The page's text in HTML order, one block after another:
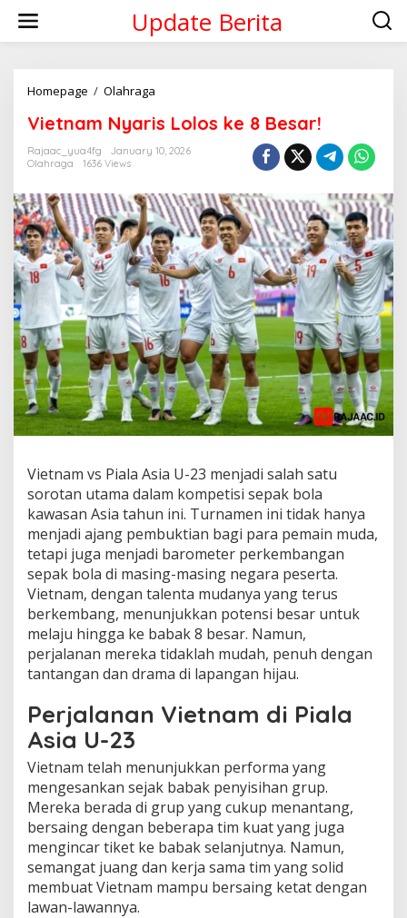
content
Update Berita
Homepage / Olahraga
Lolos
8
Vietnam Nyaris Lolos ke 8 Besar!
Rajaac_yua4fg
January 10, 2026
Olahraga
1636 Views
Vietnam vs Piala Asia U-23 menjadi salah satu
sorotan utama dalam kompetisi sepak bola
kawasan Asia tahun ini. Turnamen ini tidak hanya
menjadi ajang pembuktian bagi para pemain muda,
tetapi juga menjadi barometer perkembangan
sepak bola di masing-masing negara peserta.
Vietnam, dengan talenta mudanya yang terus
berkembang, menunjukkan potensi besar untuk
melaju hingga ke babak 8 besar. Namun,
perjalanan mereka tidaklah mudah, penuh dengan
tantangan dan drama di lapangan hijau.
Perjalanan Vietnam di Piala
Asia U-23
Vietnam telah menunjukkan performa yang
mengesankan sejak babak penyisihan grup.
Mereka berada di grup yang cukup menantang,
bersaing dengan beberapa tim kuat yang juga
mengincar tiket ke babak selanjutnya. Namun,
semangat juang dan kerja sama tim yang solid
membuat Vietnam mampu bersaing ketat dengan
lawan-lawannya.